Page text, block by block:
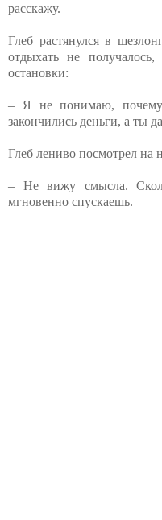
расскажу.
Глеб растянулся в
отдыхать не
остановки:
– Я не понимаю,
закончились деньги, а ты
Глеб лениво посмотрел на
– Не вижу смысла.
мгновенно спускаешь.